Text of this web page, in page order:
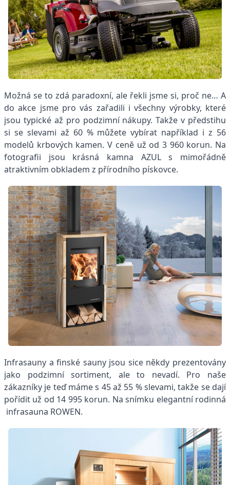
Možná se to zdá paradoxní, ale řekli jsme si, proč ne… A
do akce jsme pro vás zařadili i všechny výrobky, které
jsou typické až pro podzimní nákupy. Takže v předstihu
si se slevami až 60 % můžete vybírat například i z 56
modelů krbových kamen. V ceně už od 3 960 korun. Na
fotografii jsou krásná kamna AZUL s mimořádně
atraktivním obkladem z přírodního pískovce.
Infrasauny a finské sauny jsou sice někdy prezentovány
jako podzimní sortiment, ale to nevadí. Pro naše
zákazníky je teď máme s 45 až 55 % slevami, takže se dají
pořídit už od 14 995 korun. Na snímku elegantní rodinná
infrasauna ROWEN.